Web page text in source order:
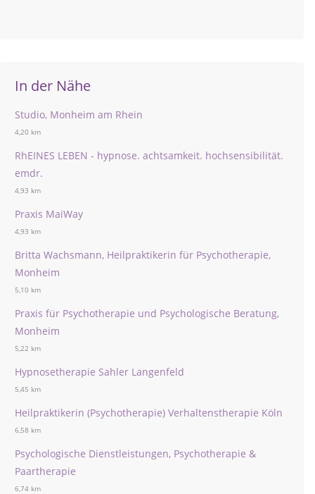
In der Nähe
Studio, Monheim am Rhein
4,20 km
RhEINES LEBEN - hypnose. achtsamkeit. hochsensibilität.
emdr.
4,93 km
Praxis MaiWay
4,93 km
Britta Wachsmann, Heilpraktikerin für Psychotherapie,
Monheim
5,10 km
Praxis für Psychotherapie und Psychologische Beratung,
Monheim
5,22 km
Hypnosetherapie Sahler Langenfeld
5,45 km
Heilpraktikerin (Psychotherapie) Verhaltenstherapie Köln
6,58 km
Psychologische Dienstleistungen, Psychotherapie &
Paartherapie
6,74 km